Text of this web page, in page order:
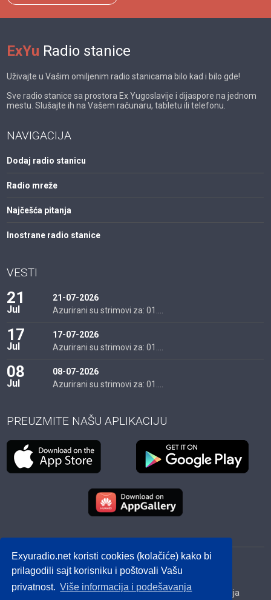
Exyuradio.net koristi cookies (kolačiće) kako bi
prilagodili sajt korisniku i poštovali Vašu
privatnost. Više informacija i podešavanja
ExYu Radio stanice
Uživajte u Vašim omiljenim radio stanicama bilo kad i bilo gde!
Sve radio stanice sa prostora Ex Yugoslavije i dijaspore na jednom
mestu. Slušajte ih na Vašem računaru, tabletu ili telefonu.
NAVIGACIJA
Dodaj radio stanicu
Radio mreže
Najčešća pitanja
Inostrane radio stanice
VESTI
21
Jul
21-07-2026
Azurirani su strimovi za: 01....
17
Jul
17-07-2026
Azurirani su strimovi za: 01....
08
Jul
08-07-2026
Azurirani su strimovi za: 01....
PREUZMITE NAŠU APLIKACIJU
© 2012 - 2026! exyuradio.net -Politika privatnosti -
created by IMS.RS
Srbija
Hrvatska BiH Crna Gora Makedonija
Slovenija